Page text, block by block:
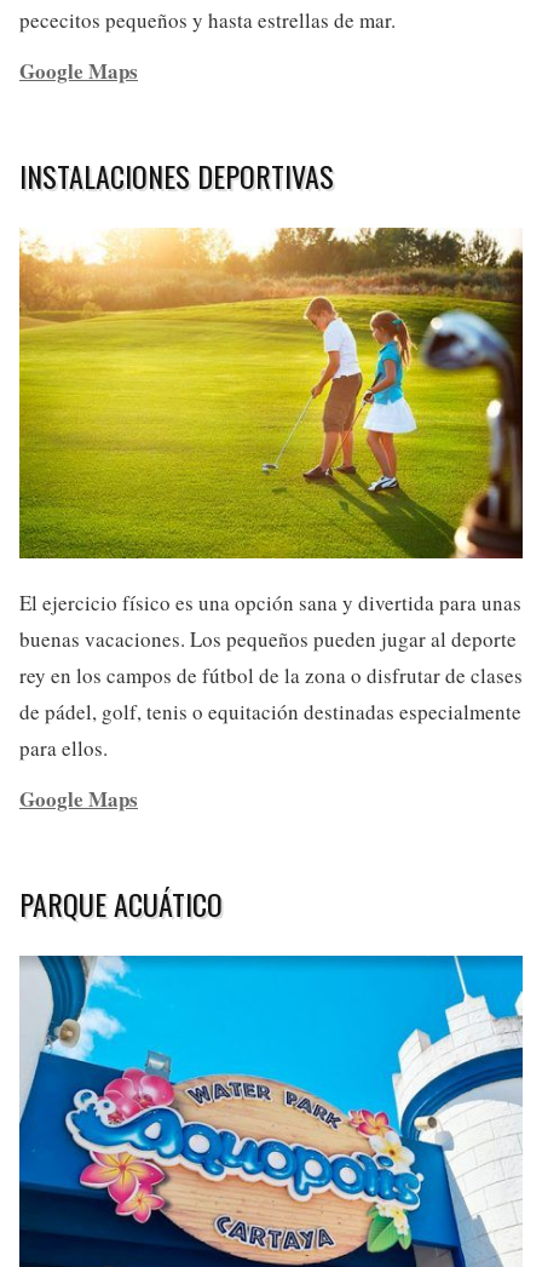
pececitos pequeños y hasta estrellas de mar.
Google Maps
INSTALACIONES DEPORTIVAS
El ejercicio físico es una opción sana y divertida para unas
buenas vacaciones. Los pequeños pueden jugar al deporte
rey en los campos de fútbol de la zona o disfrutar de clases
de pádel, golf, tenis o equitación destinadas especialmente
para ellos.
Google Maps
PARQUE ACUÁTICO